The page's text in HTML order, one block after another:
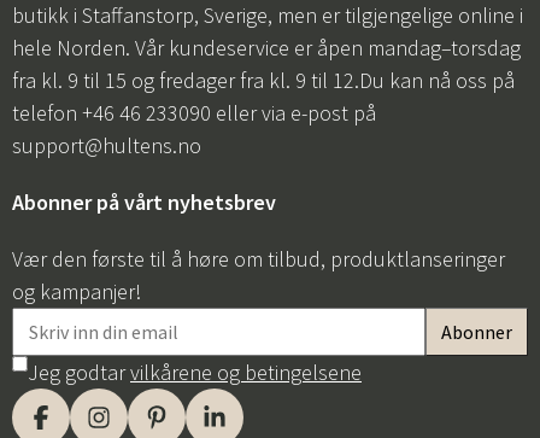
butikk i Staffanstorp, Sverige, men er tilgjengelige online i
hele Norden. Vår kundeservice er åpen mandag–torsdag
fra kl. 9 til 15 og fredager fra kl. 9 til 12.Du kan nå oss på
telefon +46 46 233090 eller via e-post på
support@hultens.no
Abonner på vårt nyhetsbrev
Vær den første til å høre om tilbud, produktlanseringer
og kampanjer!
Jeg godtarvilkårene og betingelsene